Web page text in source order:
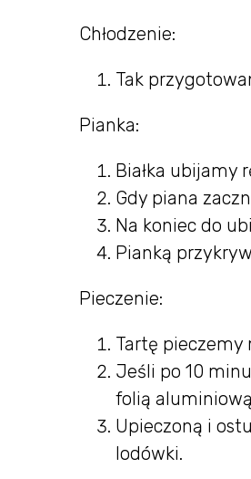
Chłodzenie:
Tak
Pianka:
Białka ubijamy
Gdy piana
Na koniec do
Pianką
Pieczenie:
Tartę pieczemy
Jeśli po 10
folią
Upieczoną i
lodówki.